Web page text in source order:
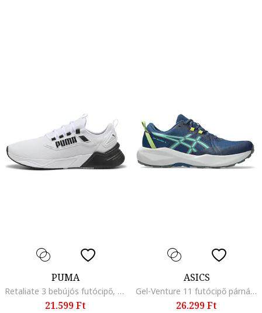
PUMA
Retaliate 3 bebújós futócipő, Koptatott fekete/Törtfehér
21.599 Ft
ASICS
Gel-Venture 11 futócipő párnázott belső talprésszel, Pasztellkék/Sötétkék/Limezöld
26.299 Ft